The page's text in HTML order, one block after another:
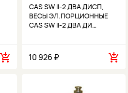
CAS SW II-2 ДВА ДИСП,
ВЕСЫ ЭЛ.ПОРЦИОННЫЕ
CAS SW II-2 ДВА ДИ…
10 926 ₽